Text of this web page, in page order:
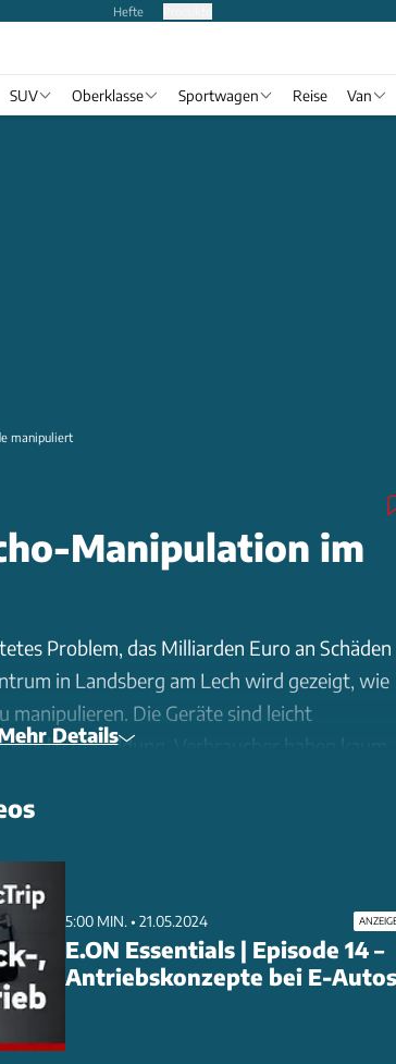
Hefte
SUV Oberklasse Sportwagen Reise Van
manipuliert
Manipulation im
Problem, das Milliarden Euro an Schäden
in Landsberg am Lech wird gezeigt, wie
manipulieren. Die Geräte sind leicht
Ausbildung. Verbraucher haben kaum
ihre Fahrzeuge besser abzusichern, um
sich das Video an, um mehr über die
zu erfahren.
Details
5:00 MIN. • 21.05.2024
E.ON Essentials | Episode 14 –
Antriebskonzepte bei E-Autos